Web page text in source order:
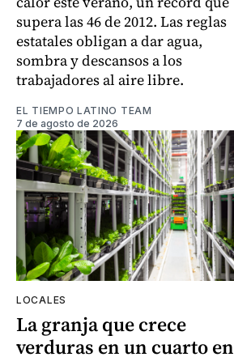
supera las 46 de 2012. Las reglas
estatales obligan a dar agua,
sombra y descansos a los
trabajadores al aire libre.
EL TIEMPO LATINO TEAM
7 de agosto de 2026
LOCALES
La granja que crece
verduras en un cuarto en